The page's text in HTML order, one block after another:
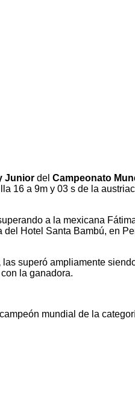
Junior del Campeonato
16 a 9m y 03 s de la
a la mexicana
Hotel Santa Bambú, en
las superó ampliamente
la ganadora.
mundial de la